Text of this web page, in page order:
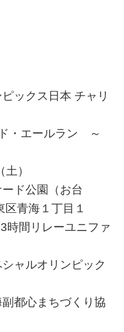
ックス日本 チャリ
エールラン ～
）
ド公園（お台
青海１丁目１
間リレーユニファ
ャルオリンピック
都心まちづくり協